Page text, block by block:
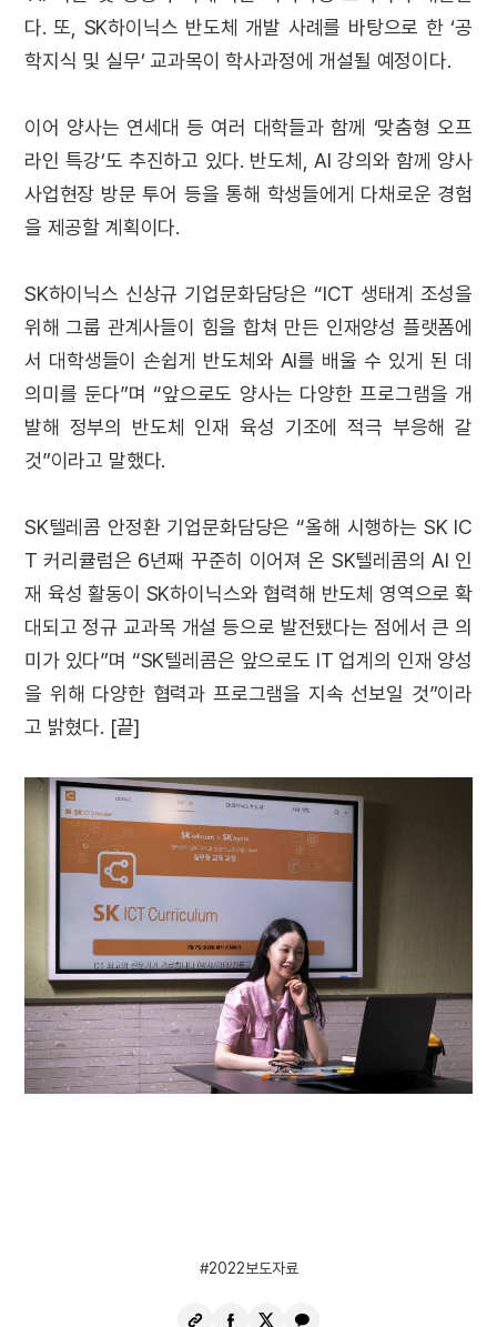
다. 또, SK하이닉스 반도체 개발 사례를 바탕으로 한 ‘공
학지식 및 실무’ 교과목이 학사과정에 개설될 예정이다.
이어 양사는 연세대 등 여러 대학들과 함께 ‘맞춤형 오프
라인 특강’도 추진하고 있다. 반도체, AI 강의와 함께 양사
사업현장 방문 투어 등을 통해 학생들에게 다채로운 경험
을 제공할 계획이다.
SK하이닉스 신상규 기업문화담당은 “ICT 생태계 조성을
위해 그룹 관계사들이 힘을 합쳐 만든 인재양성 플랫폼에
서 대학생들이 손쉽게 반도체와 AI를 배울 수 있게 된 데
의미를 둔다”며 “앞으로도 양사는 다양한 프로그램을 개
발해 정부의 반도체 인재 육성 기조에 적극 부응해 갈
것”이라고 말했다.
SK텔레콤 안정환 기업문화담당은 “올해 시행하는 SK IC
T 커리큘럼은 6년째 꾸준히 이어져 온 SK텔레콤의 AI 인
재 육성 활동이 SK하이닉스와 협력해 반도체 영역으로 확
대되고 정규 교과목 개설 등으로 발전됐다는 점에서 큰 의
미가 있다”며 “SK텔레콤은 앞으로도 IT 업계의 인재 양성
을 위해 다양한 협력과 프로그램을 지속 선보일 것”이라
고 밝혔다. [끝]
2022보도자료
URL
페
X
카